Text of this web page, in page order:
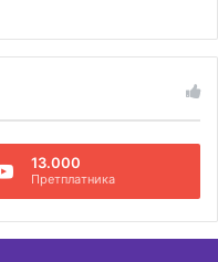
13.000
Претплатника